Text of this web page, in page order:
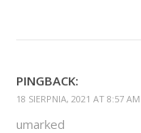
PINGBACK:
18 SIERPNIA, 2021 AT 8:57 AM
umarked